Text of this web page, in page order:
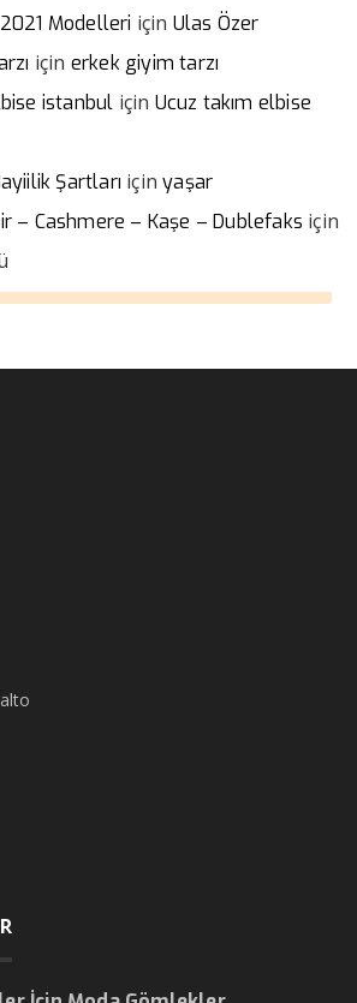
Modelleri için Ulas Özer
için erkek giyim tarzı
istanbul için Ucuz takım elbise
Şartları içinyaşar
– Cashmere – Kaşe – Dublefaks için